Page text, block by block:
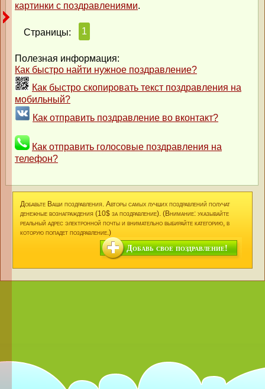
картинки с поздравлениями.
Страницы: 1
Полезная информация:
Как быстро найти нужное поздравление?
Как быстро скопировать текст поздравления на
мобильный?
Как отправить поздравление во вконтакт?
Как отправить голосовые поздравления на
телефон?
Добавьте Ваши поздравления. Авторы самых лучших поздравлений получат
денежные вознаграждения (10$ за поздравление). (Внимание: указывайте
реальный адрес электронной почты и внимательно выбирайте категорию, в
которую попадет поздравление.)
Добавь свое поздравление!